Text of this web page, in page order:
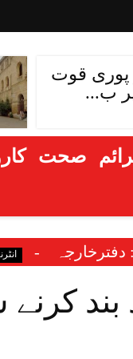
پوری قوت
ب...
صحت
ایران پر جارحیت کا 17 واں روز: یورپی یونین کا بھی ٹرمپ کو انکار، بغداد میں
بند